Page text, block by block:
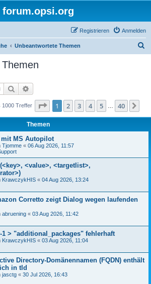
forum.opsi.org
Anmelden
Registrieren
Unbeantwortete Themen
Suche
1000 Treffer Seite 1von 40
1 2 3 4 5 40
Themen
mit MS Autopilot
Tjomme « 06 Aug 2026, 11:57
<value>, <targetlist>,
KrawczykHIS « 04 Aug 2026, 13:24
Corretto zeigt Dialog wegen laufenden
abruening « 03 Aug 2026, 11:42
1 > "additional_packages" fehlerhaft
KrawczykHIS « 03 Aug 2026, 11:04
Directory-Domänennamen (FQDN) enthält
in tld
jasctg « 30 Jul 2026, 16:43